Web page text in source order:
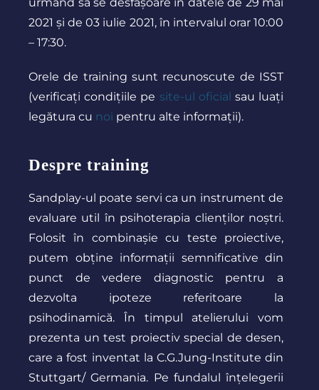
2021 și de 03 iulie 2021, în intervalul orar 10:00
– 17:30.
Orele de training sunt recunoscute de ISST
(verificațicondițiile pe site-ul oficial sau luați
legătura cu noi pentru alte informații).
Despre training
Sandplay-ul poate servi ca un instrument de
evaluare util în psihoterapia clienților noștri.
Folosit în combinașie cu teste proiective,
putem obține informații semnificative din
punct de vedere diagnostic pentru a
dezvolta ipoteze referitoare la
psihodinamică. În timpul atelierului vom
prezenta un test proiectiv special de desen,
care a fost inventat la C.G.Jung-Institute din
Stuttgart/Germania. Pe fundalul înțelegerii